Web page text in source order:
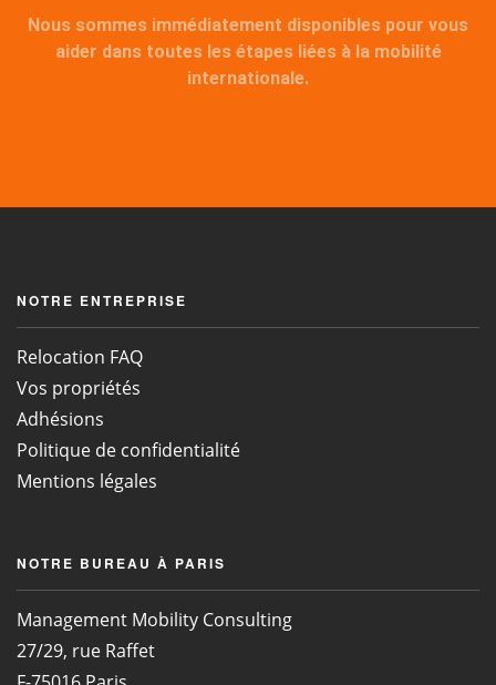
Nous sommes immédiatement disponibles pour vous
aider dans toutes les étapes liées à la mobilité
internationale.
NOTRE ENTREPRISE
Relocation FAQ
Vos propriétés
Adhésions
Politique de confidentialité
Mentions légales
NOTRE BUREAU À PARIS
Management Mobility Consulting
27/29, rue Raffet